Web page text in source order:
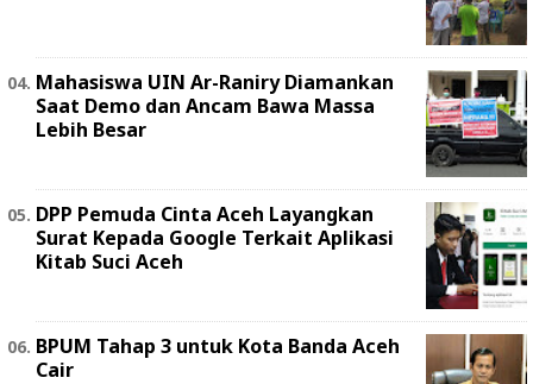
Mahasiswa UIN Ar-Raniry Diamankan
Saat Demo dan Ancam Bawa Massa
Lebih Besar
DPP Pemuda Cinta Aceh Layangkan
Surat Kepada Google Terkait Aplikasi
Kitab Suci Aceh
BPUM Tahap 3 untuk Kota Banda Aceh
Cair